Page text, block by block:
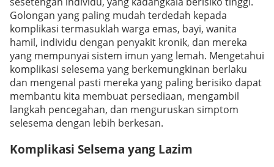
Golongan yang paling mudah terdedah kepada
komplikasi termasuklah warga emas, bayi, wanita
hamil, individu dengan penyakit kronik, dan mereka
yang mempunyai sistem imun yang lemah. Mengetahui
komplikasi selesema yang berkemungkinan berlaku
dan mengenal pasti mereka yang paling berisiko dapat
membantu kita membuat persediaan, mengambil
langkah pencegahan, dan menguruskan simptom
selesema dengan lebih berkesan.
Komplikasi Selsema yang Lazim